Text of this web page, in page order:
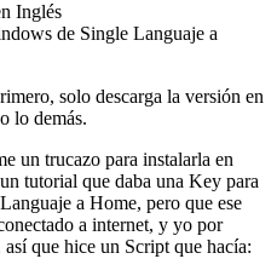
Inglés
de Single Languaje a
solo descarga la versión en
lo demás.
un trucazo para instalarla en
tutorial que daba una Key para
a Home, pero que ese
a internet, y yo por
que hice un Script que hacía: